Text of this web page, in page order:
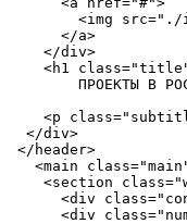
<img
      </a>
    </div>
<h1
ПРОЕКТЫ В
<p
  </div>
</header>
<main
<section
<div
<div